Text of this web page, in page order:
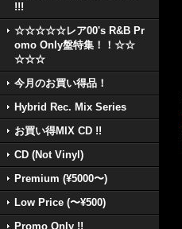
!!!
☆☆☆☆☆レア00's R&B Pr
omo Only盤特集！！☆☆
☆☆☆
今月のお買い得品！
Hybrid Rec. Mix Series
お買い得MIX CD !!
CD (Not Vinyl)
Premium (¥5000〜)
Low Price (〜¥500)
Promo Only !!